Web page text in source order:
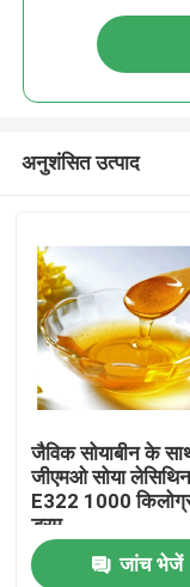
घर
अनुशंसित उत्पाद
जैविक सोयाबीन के
जीएमओ सोया
E322 1000
ड्रम
जांच भेजें